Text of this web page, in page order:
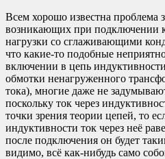
Всем хорошо известна проблема
возникающих при подключении
нагрузки со сглаживающими
что какие-то подобные
включении в цепь
обмотки ненагруженного
тока), многие даже не
поскольку ток через
точки зрения теории цепей, то
индуктивности ток через неё
после подключения он будет
видимо, всё как-нибудь само